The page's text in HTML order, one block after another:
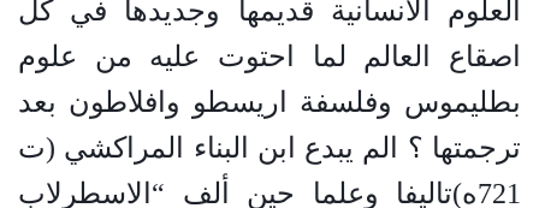
العلوم الانسانية قديمها وجديدها في كل
اصقاع العالم لما احتوت عليه من علوم
بطليموس وفلسفة اريسطو وافلاطون بعد
ترجمتها ؟
الم يبدع ابن البناء المراكشي (ت
721ه)تاليفا وعلما حين ألف “الاسطرلاب